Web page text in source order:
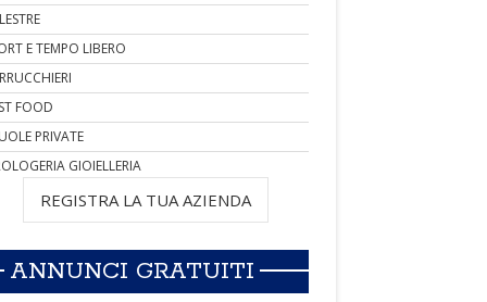
E TEMPO LIBERO
FOOD
PRIVATE
GIOIELLERIA
REGISTRA LA TUA AZIENDA
ANNUNCI GRATUITI